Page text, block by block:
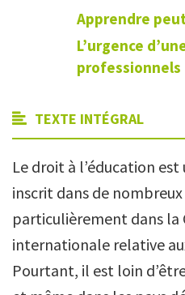
Apprendre
L’urgence
professionnels
TEXTE INTÉGRAL
Le droit à l’éducation
inscrit dans de
particulièrement dans la
internationale relative
Pourtant, il est loin